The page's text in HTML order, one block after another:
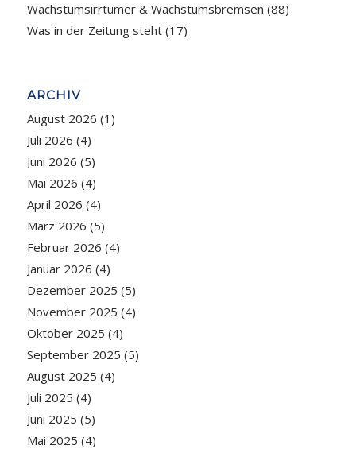
Wachstumsirrtümer & Wachstumsbremsen (88)
Was in der Zeitung steht(17)
ARCHIV
August 2026 (1)
Juli 2026 (4)
Juni 2026 (5)
Mai 2026 (4)
April 2026 (4)
März 2026 (5)
Februar 2026 (4)
Januar 2026 (4)
Dezember 2025 (5)
November 2025 (4)
Oktober 2025 (4)
September 2025 (5)
August 2025 (4)
Juli 2025 (4)
Juni 2025 (5)
Mai 2025 (4)